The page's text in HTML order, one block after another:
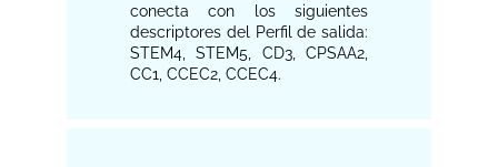
conecta con los siguientes
descriptores del Perfil de salida:
STEM4, STEM5, CD3, CPSAA2,
CC1, CCEC2, CCEC4.